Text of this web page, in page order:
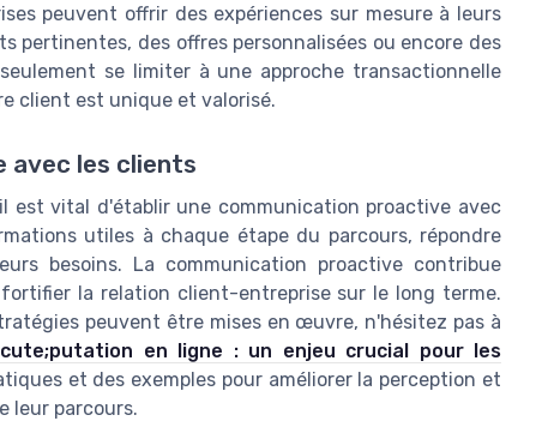
peuvent offrir des expériences sur mesure à leurs
pertinentes, des offres personnalisées ou encore des
se limiter à une approche transactionnelle
client est unique et valorisé.
avec les clients
est vital d'établir une communication proactive avec
utiles à chaque étape du parcours, répondre
besoins. La communication proactive contribue
la relation client-entreprise sur le long terme.
peuvent être mises en œuvre, n'hésitez pas à
en ligne : un enjeu crucial pour les
et des exemples pour améliorer la perception et
leur parcours.